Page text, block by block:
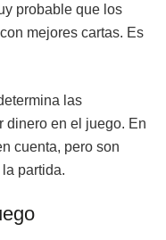
probable que los
mejores cartas. Es
las
dinero en el juego. En
cuenta, pero son
partida.